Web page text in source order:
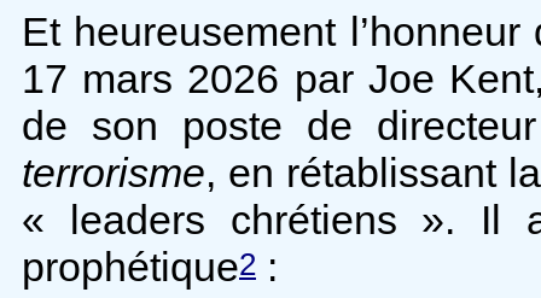
Et heureusement
17 mars 2026 par Joe
de son poste de
terrorisme, en rétablissant
« leaders chrétiens ». Il
prophétique2 :